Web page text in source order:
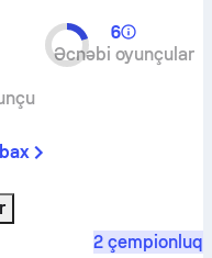
6
Əcnəbi oyunçular
2 çempionluq